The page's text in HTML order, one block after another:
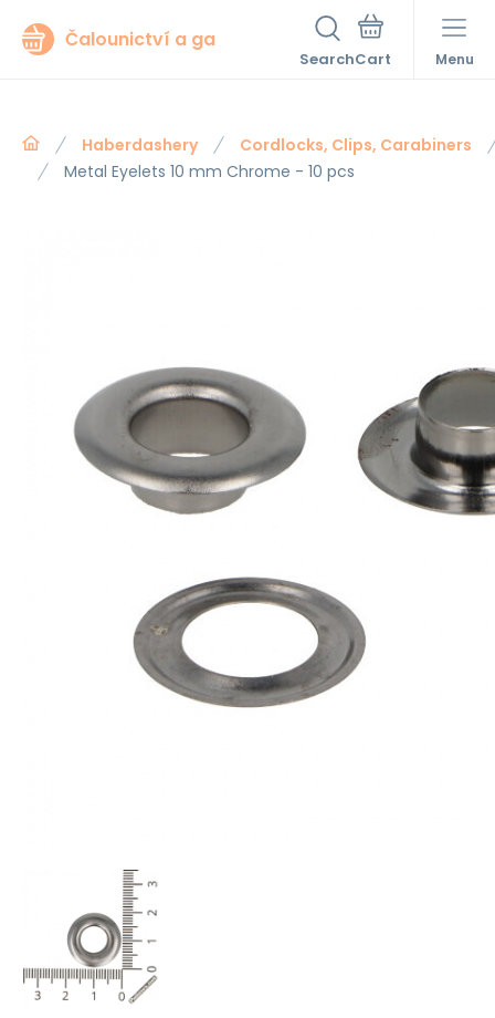
Čalounictví a ga
Search Menu
Haberdashery
Cordlocks, Clips, Carabiners
Metal Eyelets 10 mm Chrome - 10 pcs